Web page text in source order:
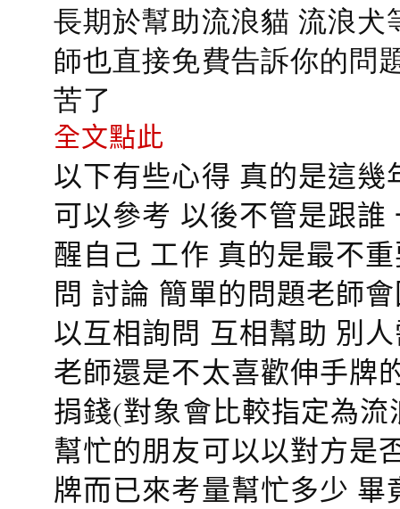
長期於幫助流浪貓 流浪
師也直接免費告訴你的問
苦了
全文點此
以下有些心得 真的是這
可以參考 以後不管是跟
醒自己 工作 真的是最不
問 討論 簡單的問題老師
以互相詢問 互相幫助 別
老師還是不太喜歡伸手牌
捐錢(對象會比較指定為
幫忙的朋友可以以對方是
牌而已來考量幫忙多少